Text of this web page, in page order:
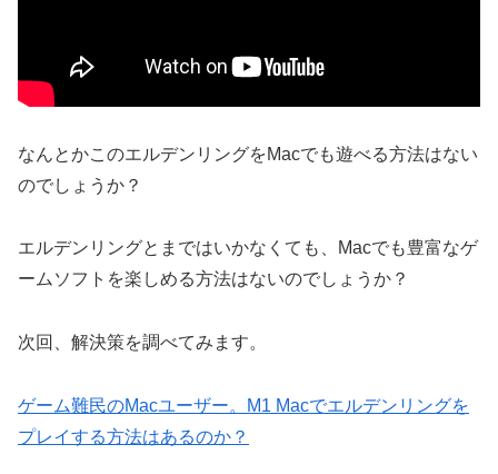
なんとかこのエルデンリングをMacでも遊べる方法はない
のでしょうか？
エルデンリングとまではいかなくても、Macでも豊富なゲ
ームソフトを楽しめる方法はないのでしょうか？
次回、解決策を調べてみます。
ゲーム難民のMacユーザー。M1 Macでエルデンリングを
プレイする方法はあるのか？